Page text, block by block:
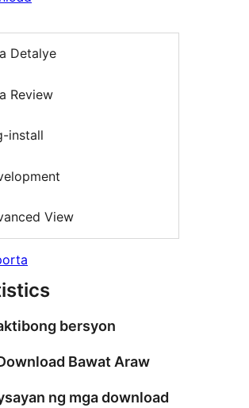
Detalye
Review
install
View
bersyon
Bawat Araw
ng mga download